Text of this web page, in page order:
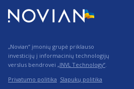
„Novian“ įmonių grupė priklauso
investicijų į informacinių technologijų
verslus bendrovei „INVL Technology“.
Privatumo politika Slapukų politika